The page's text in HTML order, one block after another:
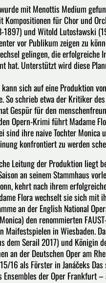
mit Menottis Medium
Kompositionen für Chor und
1897) und Witold Lutosławski
vor Publikum zeigen zu
gelingen, die erfolgreiche
hat. Unterstützt wird diese
sich auf eine Produktion
So schrieb etwa der Kritiker
Gespür für den
Opern-Krimi führt Madame
sind ihre naive Tochter
konfrontiert zu werden
Leitung der Produktion liegt
an seinem Stammhaus
kehrt nach ihrem
Flora wechselt sie sich mit
an der English National
den renommierten
Maifestspielen in Wiesbaden.
dem Serail 2017) und Königin
an der Deutschen Oper am
16 als Förster in Janáčeks
der Oper Frankfurt